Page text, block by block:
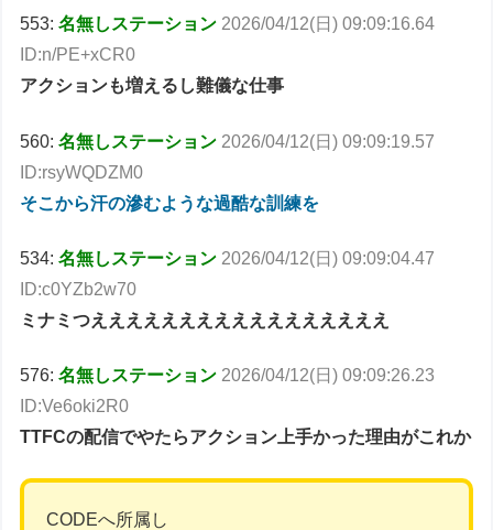
553:名無しステーション 2026/04/12(日) 09:09:16.64
ID:n/PE+xCR0
アクションも増えるし難儀な仕事
560:名無しステーション 2026/04/12(日) 09:09:19.57
ID:rsyWQDZM0
そこから汗の滲むような過酷な訓練を
534:名無しステーション 2026/04/12(日) 09:09:04.47
ID:c0YZb2w70
ミナミつえええええええええええええええええ
576:名無しステーション 2026/04/12(日) 09:09:26.23
ID:Ve6oki2R0
TTFCの配信でやたらアクション上手かった理由がこれか
CODEへ所属し